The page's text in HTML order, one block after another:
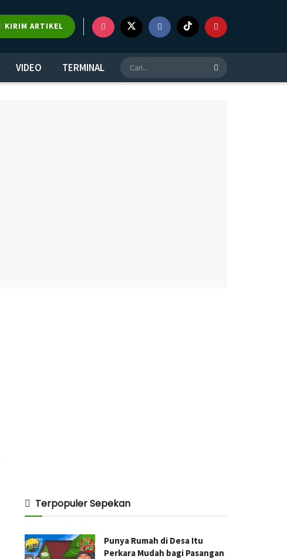
KIRIM ARTIKEL
VIDEO TERMINAL
Terpopuler Sepekan
Punya Rumah di Desa Itu
Perkara Mudah bagi Pasangan